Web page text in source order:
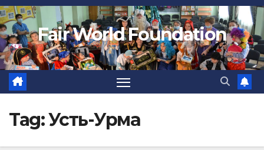
Fair World Foundation
Tag:Усть-Урма